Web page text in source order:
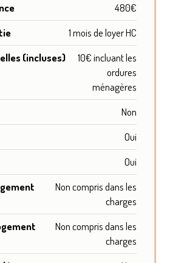
480€
1 mois de loyer HC
(incluses)
10€ incluant les
ordures
ménagères
Non
Oui
Oui
Non compris dans les
charges
Non compris dans les
charges